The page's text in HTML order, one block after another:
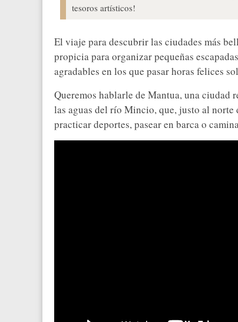
tesoros artísticos!
El viaje para descubrir las ciudades más
propicia para organizar pequeñas
agradables en los que pasar horas felices
Queremos hablarle de Mantua, una ciudad
las aguas del río Mincio, que, justo al norte
practicar deportes, pasear en barca o